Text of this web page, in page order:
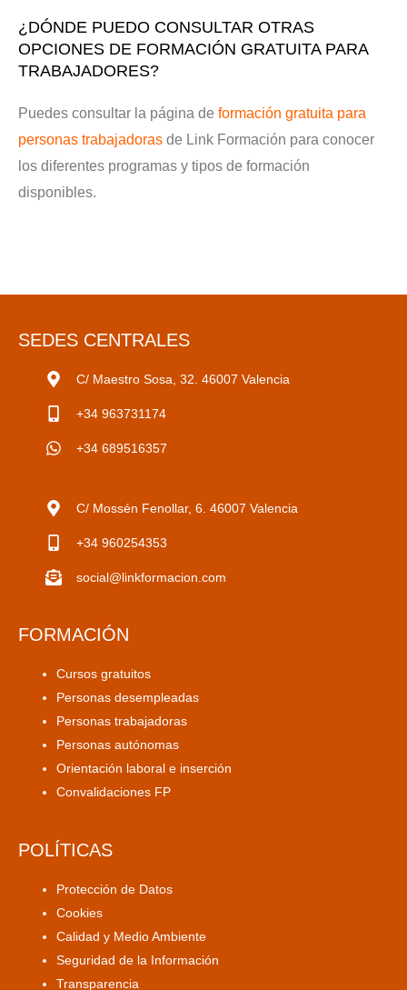
¿DÓNDE PUEDO CONSULTAR OTRAS
OPCIONES DE FORMACIÓN GRATUITA PARA
TRABAJADORES?
Puedes consultar la página de formación gratuita para
personas trabajadoras de Link Formación para conocer
los diferentes programas y tipos de formación
disponibles.
SEDES CENTRALES
C/ Maestro Sosa, 32. 46007 Valencia
+34 963731174
+34 689516357
C/ Mossén Fenollar, 6. 46007 Valencia
+34 960254353
social@linkformacion.com
FORMACIÓN
Cursos gratuitos
Personas desempleadas
Personas trabajadoras
Personas autónomas
Orientación laboral e inserción
Convalidaciones FP
POLÍTICAS
Protección de Datos
Cookies
Calidad y Medio Ambiente
Seguridad de la Información
Transparencia